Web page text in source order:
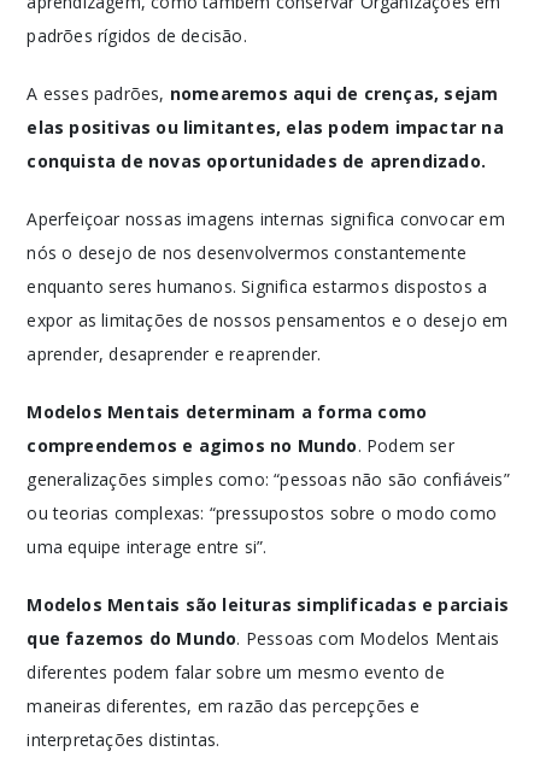
padrões rígidos de decisão.
A esses padrões, nomearemos aqui de crenças, sejam
elas positivas ou limitantes, elas podem impactar na
conquista de novas oportunidades de aprendizado.
Aperfeiçoar nossas imagens internas significa convocar em
nós o desejo de nos desenvolvermos constantemente
enquanto seres humanos. Significa estarmos dispostos a
expor as limitações de nossos pensamentos e o desejo em
aprender, desaprender e reaprender.
Modelos Mentais determinam a forma como
compreendemos e agimos no Mundo. Podem ser
generalizações simples como: “pessoas não são confiáveis”
ou teorias complexas: “pressupostos sobre o modo como
uma equipe interage entre si”.
Modelos Mentais são leituras simplificadas e parciais
que fazemos do Mundo. Pessoas com Modelos Mentais
diferentes podem falar sobre um mesmo evento de
maneiras diferentes, em razão das percepções e
interpretações distintas.